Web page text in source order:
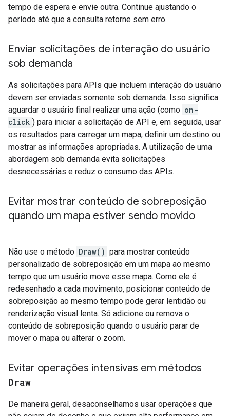
tempo de espera e envie outra. Continue ajustando o
período até que a consulta retorne sem erro.
Enviar solicitações de interação do usuário
sob demanda
As solicitações para APIs que incluem interação do usuário
devem ser enviadas somente sob demanda. Isso significa
aguardar o usuário final realizar uma ação (como on-
click ) para iniciar a solicitação de API e, em seguida, usar
os resultados para carregar um mapa, definir um destino ou
mostrar as informações apropriadas. A utilização de uma
abordagem sob demanda evita solicitações
desnecessárias e reduz o consumo das APIs.
Evitar mostrar conteúdo de sobreposição
quando um mapa estiver sendo movido
Não use o método Draw() para mostrar conteúdo
personalizado de sobreposição em um mapa ao mesmo
tempo que um usuário move esse mapa. Como ele é
redesenhado a cada movimento, posicionar conteúdo de
sobreposição ao mesmo tempo pode gerar lentidão ou
renderização visual lenta. Só adicione ou remova o
conteúdo de sobreposição quando o usuário parar de
mover o mapa ou alterar o zoom.
Evitar operações intensivas em métodos
Draw
De maneira geral, desaconselhamos usar operações que